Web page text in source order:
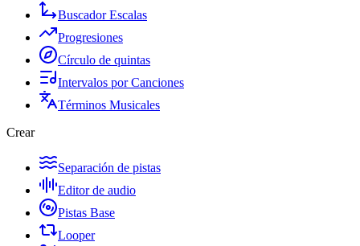
Buscador Escalas
Progresiones
Círculo de quintas
Intervalos por Canciones
Términos Musicales
Crear
Separación de pistas
Editor de audio
Pistas Base
Looper